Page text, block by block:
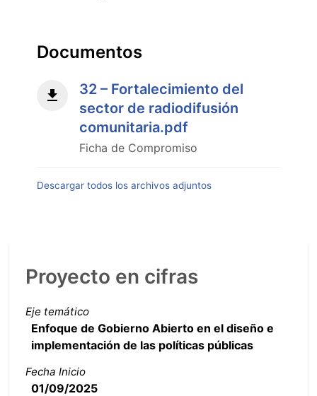
Documentos
32 – Fortalecimiento del
sector de radiodifusión
comunitaria.pdf
Ficha de Compromiso
Descargar todos los archivos adjuntos
Proyecto en cifras
Eje temático
Enfoque de Gobierno Abierto en el diseño e
implementación de las políticas públicas
Fecha Inicio
01/09/2025